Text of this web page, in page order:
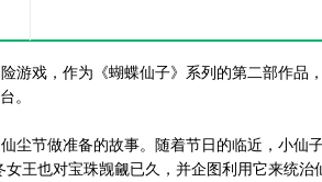
游戏，作为《蝴蝶仙子》系列的第二部作品
。
尘节做准备的故事。随着节日的临近，小仙
王也对宝珠觊觎已久，并企图利用它来统治